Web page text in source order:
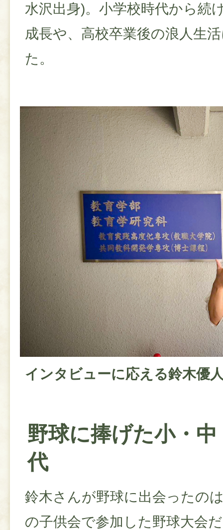
水沢出身)。小学校時代から続
成⾧や、高校卒業後の浪人生
た。
インタビューに応える鈴木優
野球に捧げた小・中
代
鈴木さんが野球に出会ったの
の子供会で参加した野球大会